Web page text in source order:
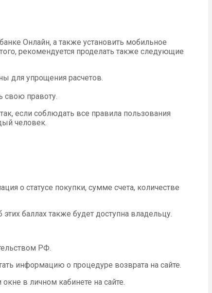
Онлайн, а также установить мобильное
рекомендуется проделать также следующие
для упрощения расчетов.
свою правоту.
если соблюдать все правила пользования
человек.
о статусе покупки, сумме счета, количестве
баллах также будет доступна владельцу.
РФ.
информацию о процедуре возврата на сайте.
в личном кабинете на сайте.